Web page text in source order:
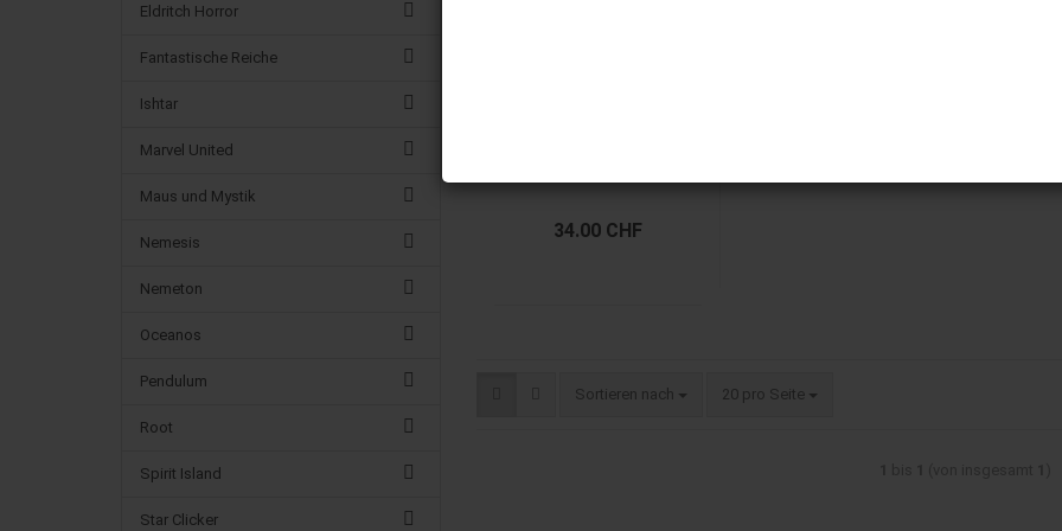
34.00 CHF
Sortieren nach 20 pro Seite
Eldritch Horror
Fantastische Reiche
Ishtar
Marvel United
Maus und Mystik
Nemesis
Nemeton
Oceanos
Pendulum
Root
Spirit Island
Star Clicker